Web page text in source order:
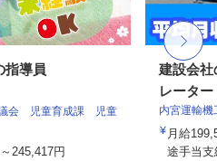
指導員
議会 児童育成課 児童
245,417円
建設会社
レーター
内宮運輸機
月給
途手当